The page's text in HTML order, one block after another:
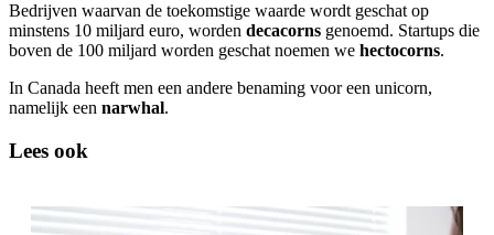
Bedrijven waarvan de toekomstige waarde wordt geschat op
minstens 10 miljard euro, worden decacorns genoemd. Startups die
boven de 100 miljard worden geschat noemen we hectocorns.
In Canada heeft men een andere benaming voor een unicorn,
namelijk een narwhal.
Lees ook